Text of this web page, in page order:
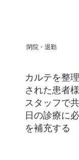
閉院・退勤
カルテを整
された患者
スタッフで
日の診療に
を補充する